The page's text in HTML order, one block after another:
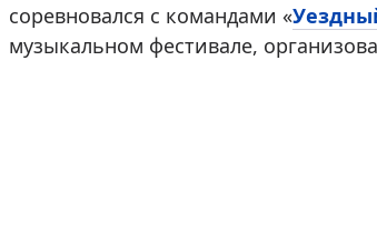
соревновался с командами «
музыкальном фестивале,